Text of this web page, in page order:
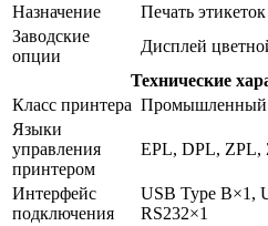
Назначение
Печать этикеток
Заводские
опции
Дисплей
Технические
Класс принтера Промышленный
Языки
управления
принтером
EPL, DPL, ZPL,
Интерфейс
подключения
USB Type B×1,
RS232×1